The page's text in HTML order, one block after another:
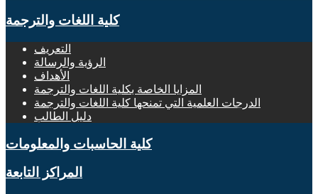
كلية اللغات والترجمة
التعريف
الرؤية والرسالة
الأهداف
المزايا الخاصة بكلية اللغات والترجمة
الدرجات العلمية التي تمنحها كلية اللغات والترجمة
دليل الطالب
كلية الحاسبات والمعلومات
المراكز التابعة